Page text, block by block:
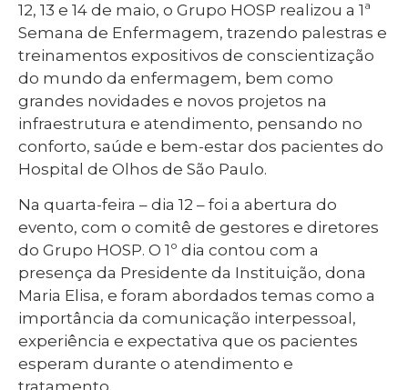
12, 13 e 14 de maio, o Grupo HOSP realizou a 1ª
Semana de Enfermagem, trazendo palestras e
treinamentos expositivos de conscientização
do mundo da enfermagem, bem como
grandes novidades e novos projetos na
infraestrutura e atendimento, pensando no
conforto, saúde e bem-estar dos pacientes do
Hospital de Olhos de São Paulo.
Na quarta-feira – dia 12 – foi a abertura do
evento, com o comitê de gestores e diretores
do Grupo HOSP. O 1º dia contou com a
presença da Presidente da Instituição, dona
Maria Elisa, e foram abordados temas como a
importância da comunicação interpessoal,
experiência e expectativa que os pacientes
esperam durante o atendimento e